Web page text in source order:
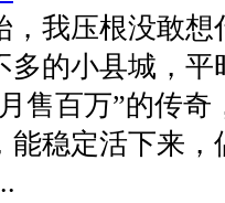
我压根没敢想
多的小县城，
售百万”的传奇
能稳定活下来，